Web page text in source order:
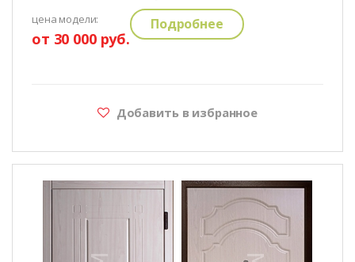
цена модели:
от 30 000 руб.
Подробнее
Добавить в избранное